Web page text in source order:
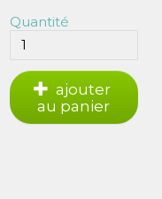
Quantité
au panier